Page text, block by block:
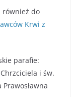
również do
Krwi z
parafie:
i św.